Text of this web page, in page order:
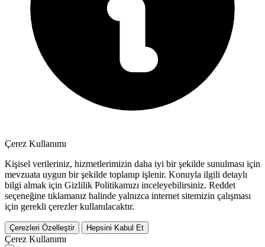
Çerez Kullanımı
Kişisel verileriniz, hizmetlerimizin daha iyi bir şekilde sunulması için
mevzuata uygun bir şekilde toplanıp işlenir. Konuyla ilgili detaylı
bilgi almak için Gizlilik Politikamızı inceleyebilirsiniz. Reddet
seçeneğine tıklamanız halinde yalnızca internet sitemizin çalışması
için gerekli çerezler kullanılacaktır.
Çerezleri Özelleştir Hepsini Kabul Et
Çerez Kullanımı